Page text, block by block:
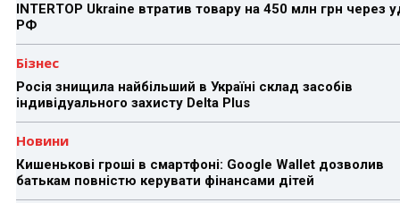
INTERTOP Ukraine втратив товару на 450 млн грн через
РФ
Бізнес
Росія знищила найбільший в Україні склад засобів
індивідуального захисту Delta Plus
Новини
Кишенькові гроші в смартфоні: Google Wallet дозволив
батькам повністю керувати фінансами дітей